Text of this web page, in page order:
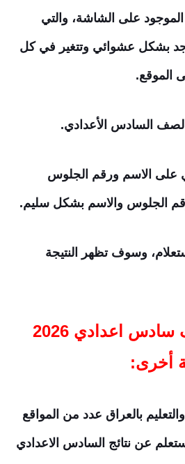
على الشاشة، والتي
تتواجد بشكل عشوائي وتتغير في كل
الموقع.
السادس الأعدادي.
على الاسم ورقم الجلوس
الجلوس والاسم بشكل سليم.
وسوف تظهر النتيجة
روابط نتيجة صف سادس اعدادي 2026
أخرى:
بالعراق عدد من المواقع
عن نتائج السادس الاعدادي